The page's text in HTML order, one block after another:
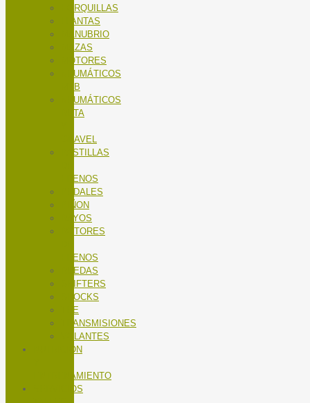
HORQUILLAS
LLANTAS
MANUBRIO
MAZAS
MOTORES
NEUMÁTICOS
MTB
NEUMÁTICOS
RUTA
GRAVEL
PASTILLAS
FRENOS
PEDALES
PIÑON
RAYOS
ROTORES
FRENOS
RUEDAS
SHIFTERS
SHOCKS
TEE
TRANSMISIONES
VOLANTES
NUTRICIÓN
ENTRENAMIENTO
SERVICIOS